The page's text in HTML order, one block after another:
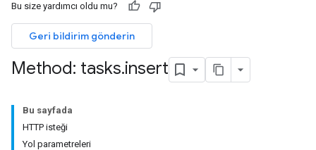
Bu size yardımcı oldu mu?
Geri bildirim gönderin
Method: tasks.insert
Bu sayfada
HTTP isteği
Yol parametreleri